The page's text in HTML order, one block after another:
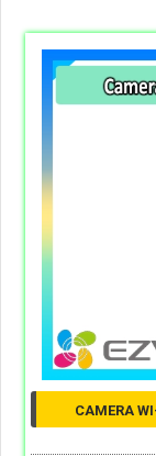
CAMERA